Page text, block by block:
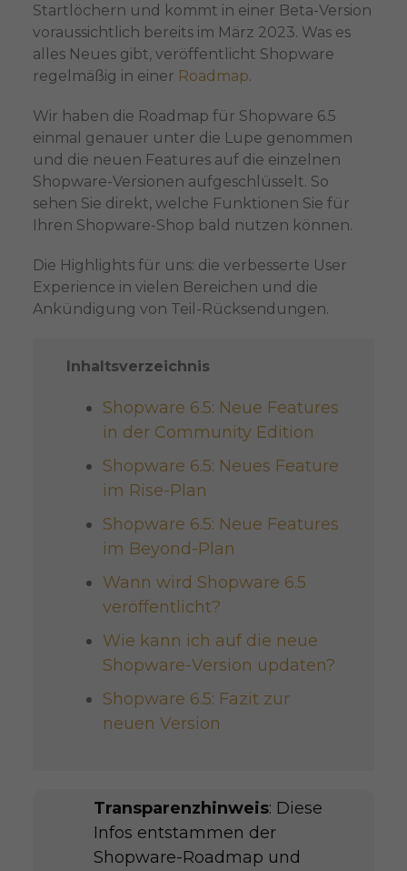
Startlöchern und kommt in einer Beta-Version
voraussichtlich bereits im März 2023. Was es
alles Neues gibt, veröffentlicht Shopware
regelmäßig in einer Roadmap.
Wir haben die Roadmap für Shopware 6.5
einmal genauer unter die Lupe genommen
und die neuen Features auf die einzelnen
Shopware-Versionen aufgeschlüsselt. So
sehen Sie direkt, welche Funktionen Sie für
Ihren Shopware-Shop bald nutzen können.
Die Highlights für uns: die verbesserte User
Experience in vielen Bereichen und die
Ankündigung von Teil-Rücksendungen.
Inhaltsverzeichnis
Shopware 6.5: Neue Features
in der Community Edition
Shopware 6.5: Neues Feature
im Rise-Plan
Shopware 6.5: Neue Features
im Beyond-Plan
Wann wird Shopware 6.5
veröffentlicht?
Wie kann ich auf die neue
Shopware-Version updaten?
Shopware 6.5: Fazit zur
neuen Version
Transparenzhinweis: Diese
Infos entstammen der
Shopware-Roadmap und